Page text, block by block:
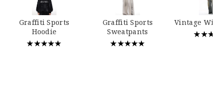
Graffiti Sports
Hoodie
★★★★★
Graffiti Sports
Sweatpants
★★★★★
Vintage